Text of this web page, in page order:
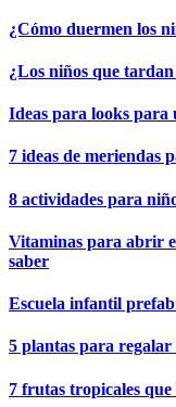
¿Cómo duermen los
¿Los niños que
Ideas para looks
7 ideas de meriendas
8 actividades para
Vitaminas para abrir
saber
Escuela infantil
5 plantas para
7 frutas tropicales